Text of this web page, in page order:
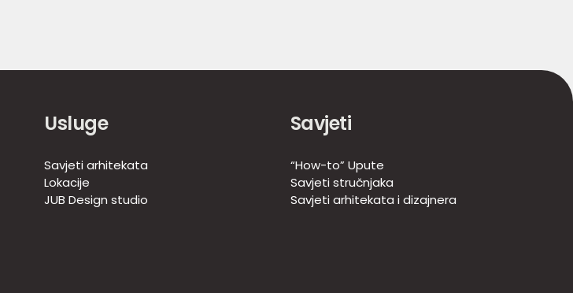
Usluge
Savjeti arhitekata
Lokacije
JUB Design studio
Savjeti
“How-to” Upute
Savjeti stručnjaka
Savjeti arhitekata i dizajnera